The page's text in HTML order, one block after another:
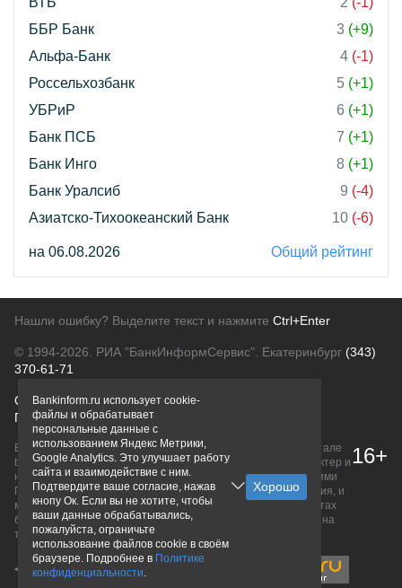
ББР Банк
3 (+9)
Альфа-Банк
4 (-1)
Россельхозбанк
5 (+1)
УБРиР
6 (+1)
Банк ПСБ
7 (+1)
Банк Инго
8 (+1)
Банк Уралсиб
9 (-4)
Азиатско-Тихоокеанский Банк
10 (-6)
на 06.08.2026 Общий рейтинг
Нашли ошибку? Выделите текст и нажмите Ctrl+Enter
© 1994-2026. РИА "БанкИнформСервис". Екатеринбург (343)
370-61-71
О проектеПолитика конфиденциальности
Правовая информацияДля рекламодателей
Вся информация о продуктах банков, размещенная на портале
bankinform.ru, носит исключительно ознакомительный характер и
не является публичной офертой, определяемой положениями
ГК РФ. Информация не содержит точного и полного описания, и
может быть изменена. Конечные условия уточняйте на сайтах
банков или при личном обращении. Исключительное право на
товарные знаки принадлежит их правообладателям.
16+
Bankinform.ru использует cookie-
файлы и обрабатывает
персональные данные с
использованием Яндекс Метрики,
Google Analytics. Это улучшает работу
сайта и взаимодействие с ним.
Подтвердите ваше согласие, нажав
кнопу Ок. Если вы не хотите, чтобы
ваши данные обрабатывались,
пожалуйста, ограничьте
использование файлов cookie в своём
браузере. Подробнее в Политике
конфиденциальности.